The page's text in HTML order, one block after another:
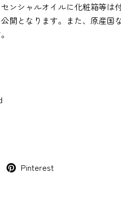
ンシャルオイルに化粧箱等は
開となります。また、原産国
Pinterest